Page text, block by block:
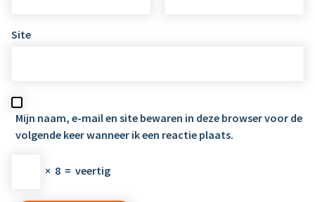
Site
Mijn naam, e-mail en site bewaren in deze browser voor de
volgende keer wanneer ik een reactie plaats.
× 8 = veertig